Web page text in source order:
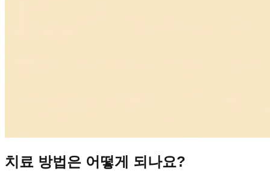
치료 방법은 어떻게 되나요?